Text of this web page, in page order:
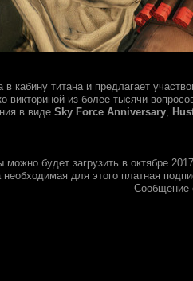
в кабину титана и предлагает
викториной из более тысячи
в виде Sky Force Anniversary,
можно будет загрузить в октябре
для этого платная
Сообщение